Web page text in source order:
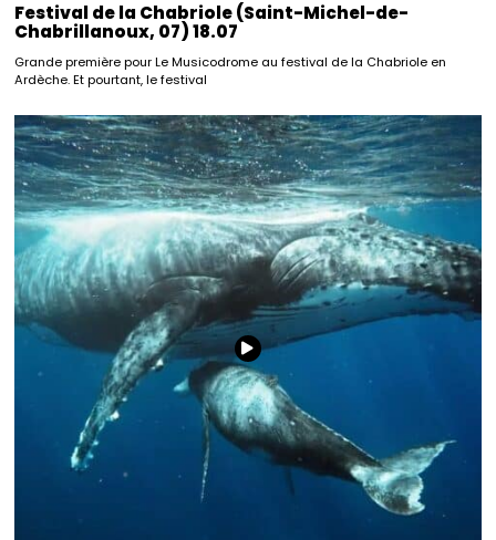
Festival de la Chabriole (Saint-Michel-de-
Chabrillanoux, 07) 18.07
Grande première pour Le Musicodrome au festival de la Chabriole en
Ardèche. Et pourtant, le festival